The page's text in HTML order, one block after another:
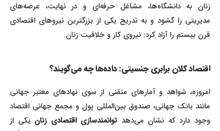
زنان به دانشگاه‌ها، مشاغل حرفه‌ای و در نهایت، عرصه‌های
مدیریتی را گشود و به تدریج یکی از بزرگترین نیروهای اقتصادی
قرن بیستم را آزاد کرد: نیروی کار و خلاقیت زنان.
اقتصاد کلان برابری جنسیتی: داده‌ها چه می‌گویند؟
امروزه، شواهد و آمارهای متقنی از سوی نهادهای معتبر جهانی
مانند بانک جهانی، صندوق بین‌المللی پول و مجمع جهانی اقتصاد
وجود دارد که نشان می‌دهدتوانمندسازی اقتصادی زنان یکی از